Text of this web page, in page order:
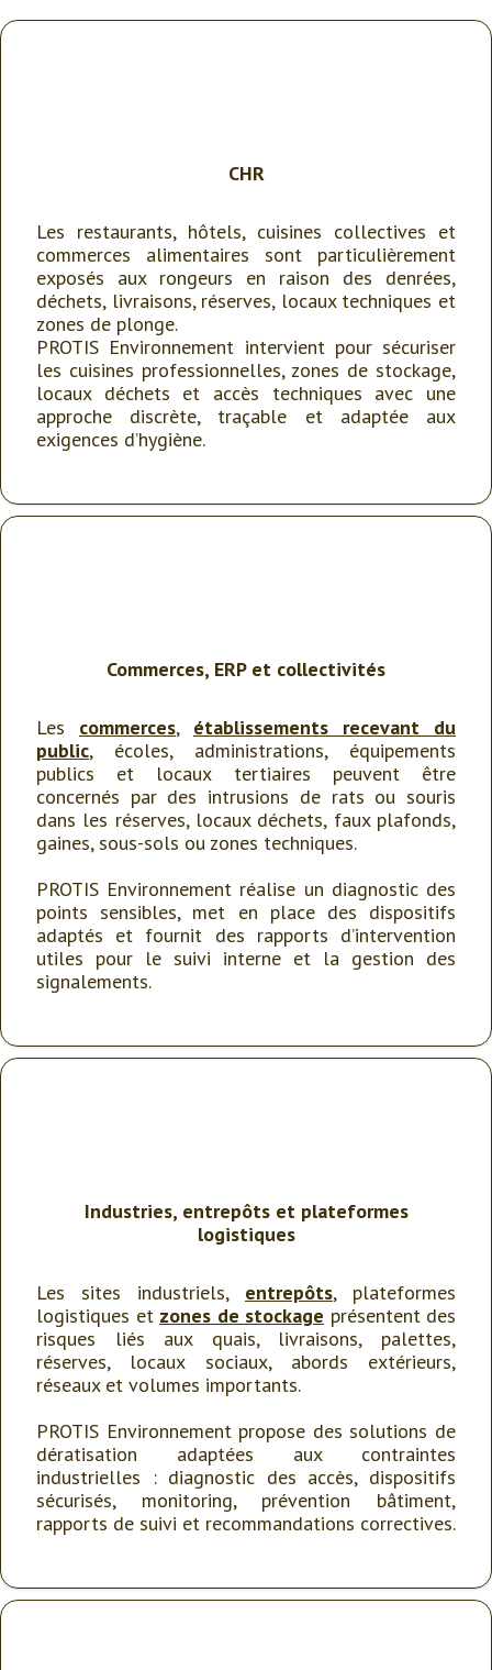
CHR
Les restaurants, hôtels, cuisines collectives et
commerces alimentaires sont particulièrement
exposés aux rongeurs en raison des denrées,
déchets, livraisons, réserves, locaux techniques et
zones de plonge.
PROTIS Environnement intervient pour sécuriser
les cuisines professionnelles, zones de stockage,
locaux déchets et accès techniques avec une
approche discrète, traçable et adaptée aux
exigences d’hygiène.
Commerces, ERP et collectivités
Les commerces, établissements recevant du
public, écoles, administrations, équipements
publics et locaux tertiaires peuvent être
concernés par des intrusions de rats ou souris
dans les réserves, locaux déchets, faux plafonds,
gaines, sous-sols ou zones techniques.
PROTIS Environnement réalise un diagnostic des
points sensibles, met en place des dispositifs
adaptés et fournit des rapports d’intervention
utiles pour le suivi interne et la gestion des
signalements.
Industries, entrepôts et plateformes
logistiques
Les sites industriels, entrepôts, plateformes
logistiques et zones de stockage présentent des
risques liés aux quais, livraisons, palettes,
réserves, locaux sociaux, abords extérieurs,
réseaux et volumes importants.
PROTIS Environnement propose des solutions de
dératisation adaptées aux contraintes
industrielles : diagnostic des accès, dispositifs
sécurisés, monitoring, prévention bâtiment,
rapports de suivi et recommandations correctives.